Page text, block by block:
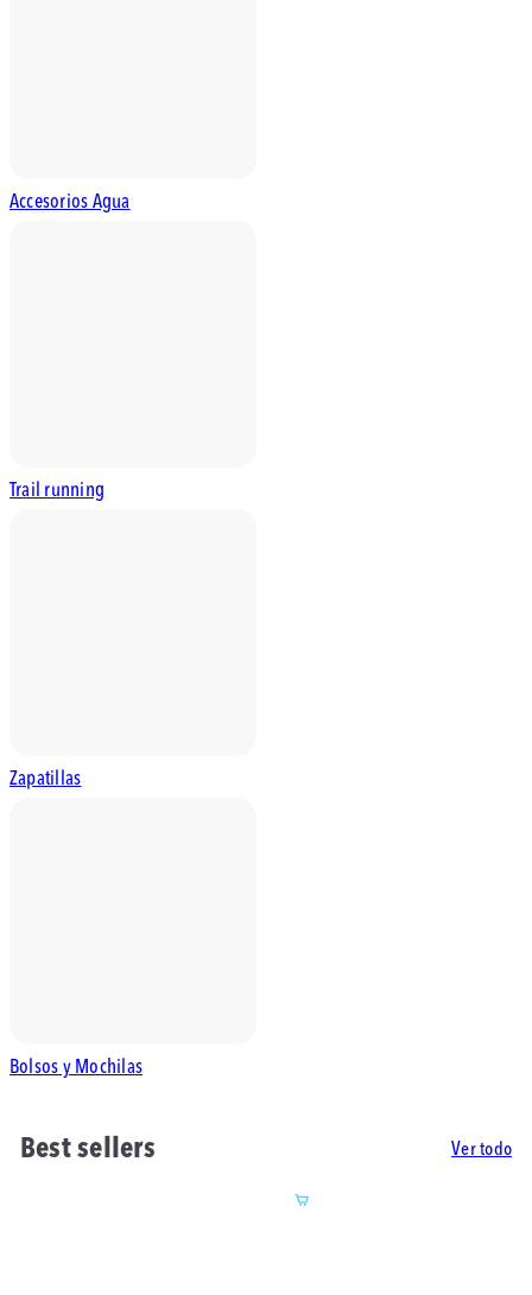
Accesorios Agua
Trail running
Zapatillas
Bolsos y Mochilas
Best sellers Ver todo
Agregar al carrito